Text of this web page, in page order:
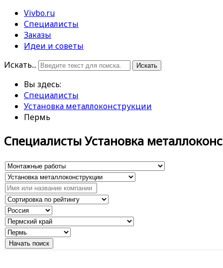
Vivbo.ru
Специалисты
Заказы
Идеи и советы
Искать...
Искать
Вы здесь:
Специалисты
Установка металлоконструкции
Пермь
Специалисты Установка